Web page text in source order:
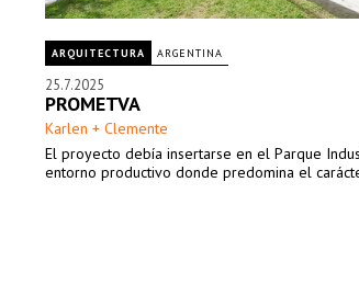
ARQUITECTURA ARGENTINA
25.7.2025
PROMETVA
Karlen + Clemente
El proyecto debía insertarse en el Parque
entorno productivo donde predomina el